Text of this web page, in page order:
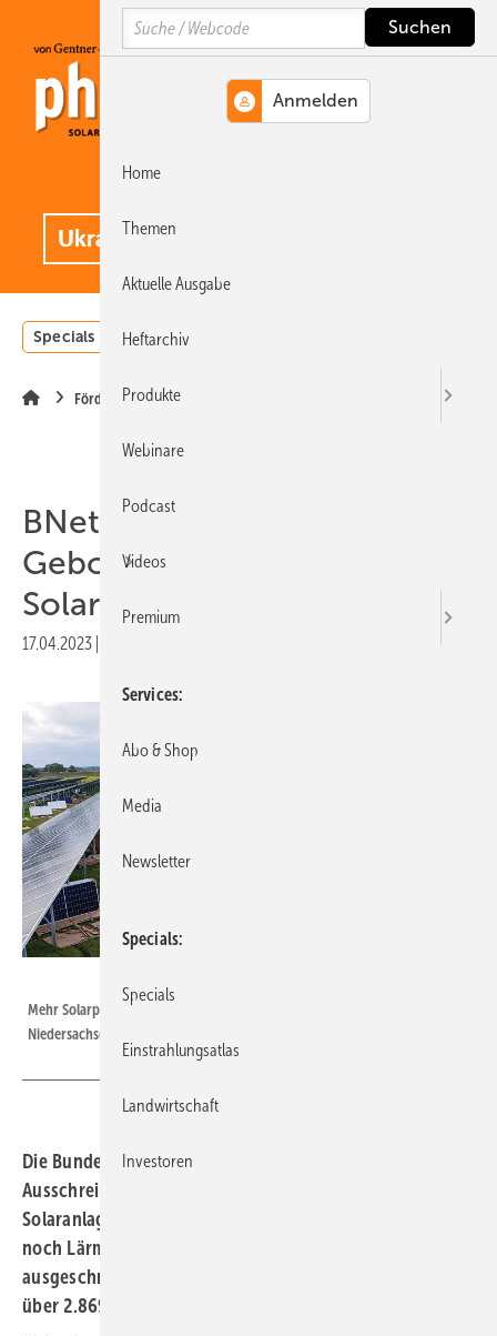
Hauptinhalt
Hauptmenü
SiteSearch
Specials Einstrahlungsatlas
Förderung
BNetzA: 900 Megawatt
Gebotsüberhang bei
Solarausschreibung
17.04.2023
Mehr Solarpower: Seit Anfang November 2020 ist der Solarpark Burhafe in
Niedersachsen mit 8,1 Megawatt am Netz.
Die Bundesnetzagentur hat die Ergebnisse der ersten
Ausschreibung in 2023 für Freiflächenanlagen und für
Solaranlagen auf baulichen Anlagen, die weder Gebäude
noch Lärmschutzwände sind, verkündet: Für die
ausgeschriebenen 1.950 Megawatt wurden 347 Gebote
über 2.869 Megawatt eingereicht.
Search
Home
Themen
Aktuelle Ausgabe
Heftarchiv
Produkte
Webinare
Podcast
Videos
Premium
Services
Abo & Shop
Media
Newsletter
Specials
Specials
Einstrahlungsatlas
Landwirtschaft
Investoren